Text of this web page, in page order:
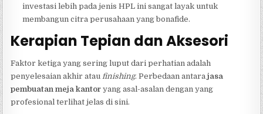
investasi lebih pada jenis HPL ini sangat layak untuk
membangun citra perusahaan yang bonafide.
Kerapian Tepian dan Aksesori
Faktor ketiga yang sering luput dari perhatian adalah
penyelesaian akhir atau finishing. Perbedaan antarajasa
pembuatan meja kantor yang asal-asalan dengan yang
profesional terlihat jelas di sini.